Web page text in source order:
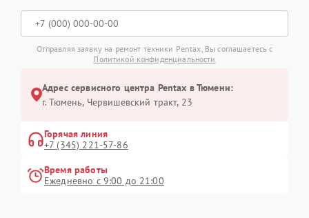
Отправляя заявку на ремонт техники Pentax, Вы соглашаетесь с
Политикой конфиденциальности
Адрес сервисного центра Pentax в Тюмени:
г. Тюмень, ​Червишевский тракт, 23
Горячая линия
+7 (345) 221-57-86
Время работы
Ежедневно с 9:00 до 21:00